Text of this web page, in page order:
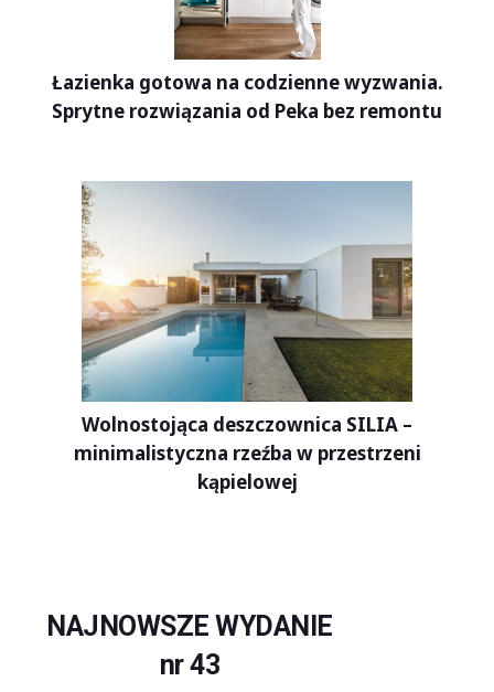
Łazienka gotowa na codzienne wyzwania.
Sprytne rozwiązania od Peka bez remontu
Wolnostojąca deszczownica SILIA –
minimalistyczna rzeźba w przestrzeni
kąpielowej
NAJNOWSZE WYDANIE
nr 43